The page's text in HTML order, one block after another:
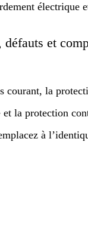
électrique
et
courant, la
la protection
à